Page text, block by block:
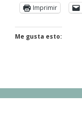
Imprimir
Me gusta esto: